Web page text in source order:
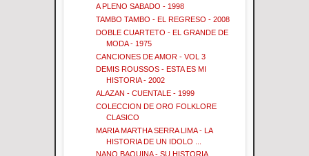
A PLENO SABADO - 1998
TAMBO TAMBO - EL REGRESO - 2008
DOBLE CUARTETO - EL GRANDE DE
MODA - 1975
CANCIONES DE AMOR - VOL 3
DEMIS ROUSSOS - ESTA ES MI
HISTORIA - 2002
ALAZAN - CUENTALE - 1999
COLECCION DE ORO FOLKLORE
CLASICO
MARIA MARTHA SERRA LIMA - LA
HISTORIA DE UN IDOLO ...
NANO BAQUINA - SU HISTORIA